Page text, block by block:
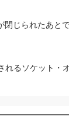
閉じられたあと
れるソケット・